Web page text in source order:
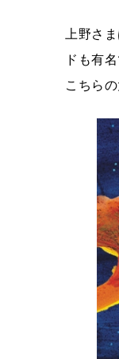
上野さ
ドも有
こちら